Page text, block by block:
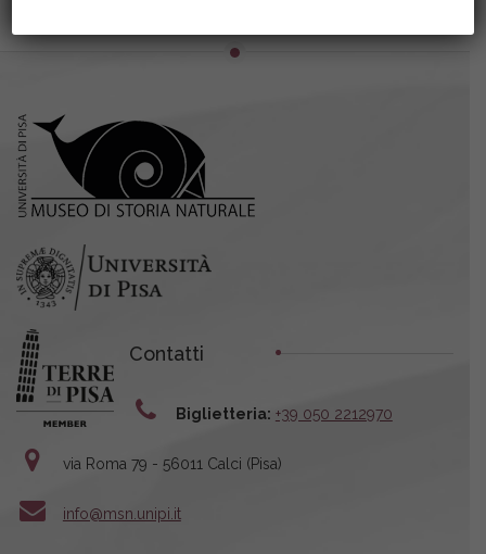
Contatti
Biglietteria: +39 050 2212970
via Roma 79 - 56011 Calci (Pisa)
info@msn.unipi.it